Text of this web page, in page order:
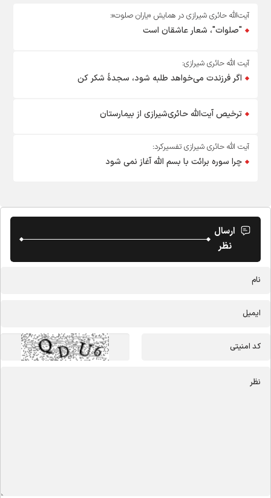
آیت‌الله حائری شیرازی در همایش «یاران صلوت»:
"صلوات"، شعار عاشقان است
آیت الله حائری شیرازی:
اگر فرزندت می‌خواهد طلبه شود، سجدۀ شکر کن
ترخیص آیت‌الله حائری‌شیرازی از بیمارستان
آیت الله حائری شیرازی تفسیرکرد:
چرا سوره برائت با بسم الله آغاز نمی شود
ارسال
نظر